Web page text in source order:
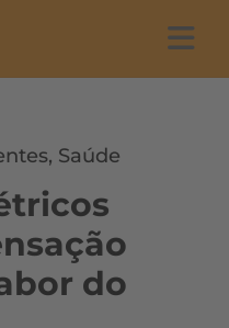
, Saúde
do